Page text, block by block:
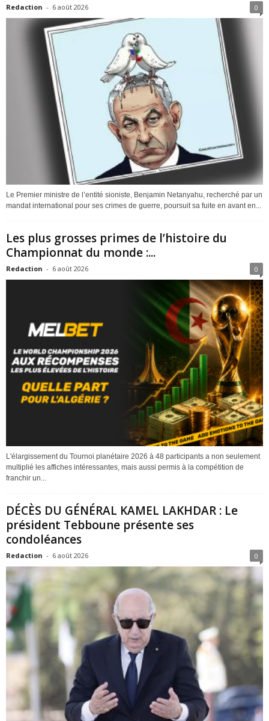
Redaction - 6 août 2026 0
Le Premier ministre de l’entité sioniste, Benjamin Netanyahu, recherché par un
mandat international pour ses crimes de guerre, poursuit sa fuite en avant en...
Les plus grosses primes de l’histoire du
Championnat du monde :...
Redaction - 6 août 2026 0
L'élargissement du Tournoi planétaire 2026 à 48 participants a non seulement
multiplié les affiches intéressantes, mais aussi permis à la compétition de
franchir un...
DÉCÈS DU GÉNÉRAL KAMEL LAKHDAR : Le
président Tebboune présente ses
condoléances
Redaction - 6 août 2026 0